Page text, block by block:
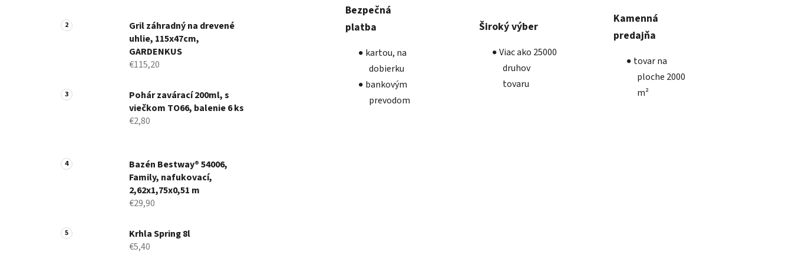
Gril záhradný na drevené
uhlie, 115x47cm,
GARDENKUS
€115,20
Pohár zavárací 200ml, s
viečkom TO66, balenie 6 ks
€2,80
Bazén Bestway® 54006,
Family, nafukovací,
2,62x1,75x0,51 m
€29,90
Krhla Spring 8l
€5,40
Bezpečná
platba
kartou, na
dobierku
bankovým
prevodom
Široký výber
Viac ako 25000
druhov
tovaru
Kamenná
predajňa
tovar na
ploche 2000
m²